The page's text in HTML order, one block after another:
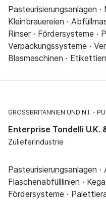
Pasteurisierungsanlagen
Kleinbrauereien ·
Rinser · Fördersysteme ·
Verpackungssysteme ·
Blasmaschinen ·
GROSSBRITANNIEN UND N.I.
Enterprise Tondelli
Zulieferindustrie
Pasteurisierungsanlagen ·
Flaschenabfülllinien ·
Fördersysteme ·